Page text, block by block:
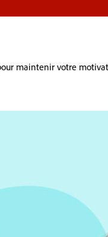
maintenir votre